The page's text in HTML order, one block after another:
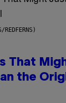
REDFERNS)
That
the